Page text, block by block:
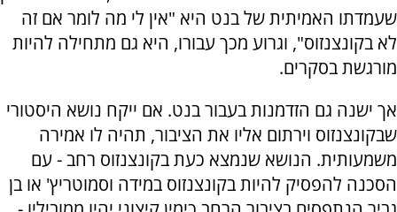
שעמדתו האמיתית של בנט היא "אין לי מה לומר אם זה
לא בקונצנזוס", וגרוע מכך עבורו, היא גם מתחילה להיות
מורגשת בסקרים.
אך ישנה גם הזדמנות בעבור בנט. אם ייקח נושא היסטורי
שבקונצנזוס וירתום אליו את הציבור, תהיה לו אמירה
משמעותית. הנושא שנמצא כעת בקונצנזוס רחב - עם
הסכנה להפסיק להיות בקונצנזוס במידה וסמוטריץ' או בן